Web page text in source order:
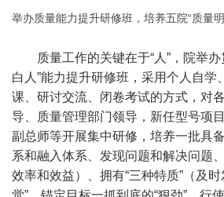
举办质量能力提升研修班，培养五院“质量
质量工作的关键在于“人”，院举
白人”能力提升研修班，采用个人自学
课、研讨交流、闭卷考试的方式，对
导、质量管理部门领导，新任型号项
副总师等开展集中研修，培养一批具
系和融入体系、发现问题和解决问题
效率和效益）、拥有“三种特质”（及